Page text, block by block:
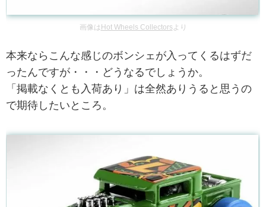
画像は Hot Wheels Collectors より
本来ならこんな感じのボンシェが入ってくるはずだ
ったんですが・・・どうなるでしょうか。
「掲載なくとも入荷あり」は全然ありうると思うの
で期待したいところ。